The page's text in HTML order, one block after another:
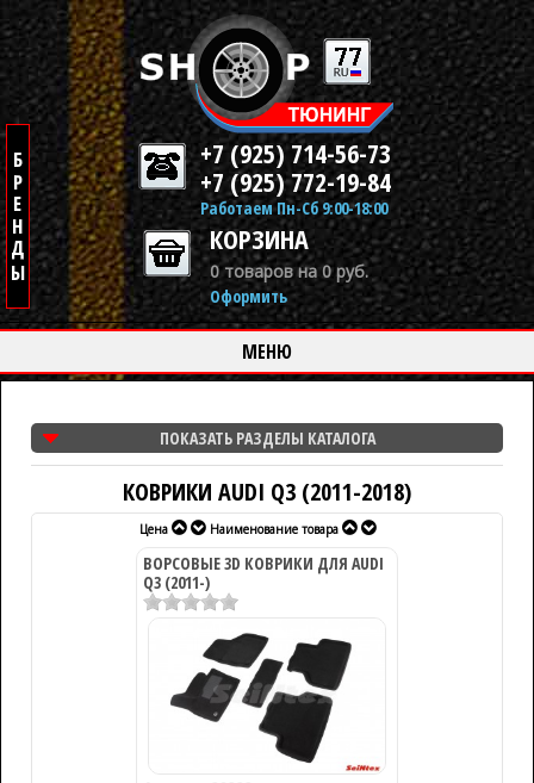
+7 (925) 714-56-73
+7 (925) 772-19-84
Работаем Пн-Сб 9:00-18:00
КОРЗИНА
0 товаров на 0 руб.
Оформить
МЕНЮ
ПОКАЗАТЬ РАЗДЕЛЫ КАТАЛОГА
КОВРИКИ AUDI Q3 (2011-2018)
Цена Наименование товара
ВОРСОВЫЕ 3D КОВРИКИ ДЛЯ AUDI
Q3 (2011-)